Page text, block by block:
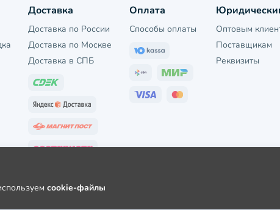
Доставка
Доставка по России
Доставка по Москве
Доставка в СПБ
Оплата
Способы оплаты
Оптовым
Поставщикам
Реквизиты
cookie-файлы